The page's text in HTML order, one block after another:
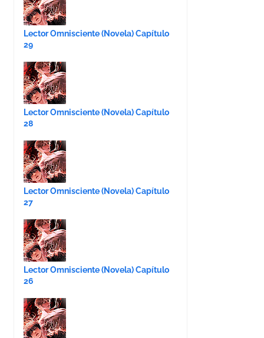
Lector Omnisciente (Novela) Capítulo
29
Lector Omnisciente (Novela) Capítulo
28
Lector Omnisciente (Novela) Capítulo
27
Lector Omnisciente (Novela) Capítulo
26